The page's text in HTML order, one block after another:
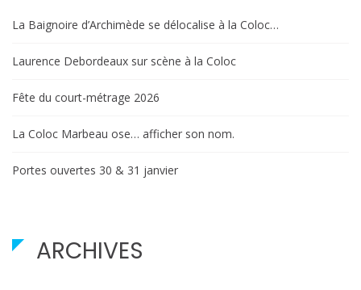
La Baignoire d’Archimède se délocalise à la Coloc…
Laurence Debordeaux sur scène à la Coloc
Fête du court-métrage 2026
La Coloc Marbeau ose… afficher son nom.
Portes ouvertes 30 & 31 janvier
ARCHIVES